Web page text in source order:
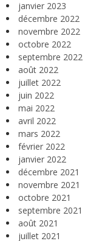
janvier 2023
décembre 2022
novembre 2022
octobre 2022
septembre 2022
août 2022
juillet 2022
juin 2022
mai 2022
avril 2022
mars 2022
février 2022
janvier 2022
décembre 2021
novembre 2021
octobre 2021
septembre 2021
août 2021
juillet 2021